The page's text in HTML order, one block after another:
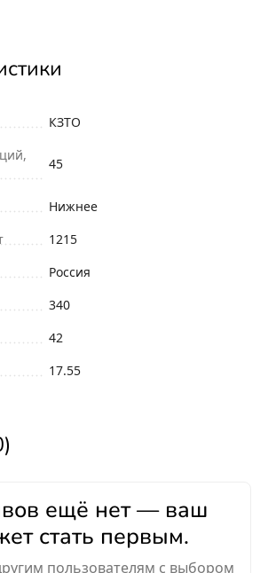
КЗТО
45
Нижнее
1215
Россия
340
42
17.55
ещё нет — ваш
стать первым.
пользователям с выбором